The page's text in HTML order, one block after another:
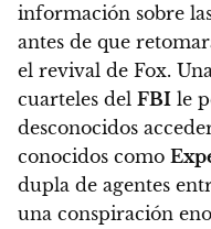
información sobre
antes de que
el revival de Fox.
cuarteles del FBI le
desconocidos
conocidos como
dupla de agentes
una conspiración